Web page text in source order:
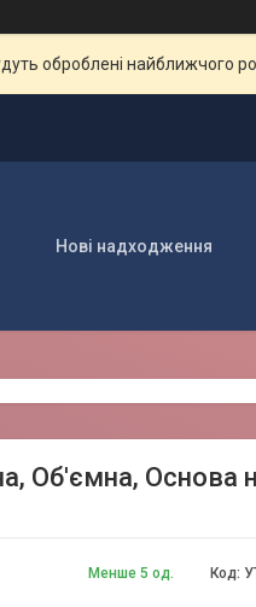
оброблені найближчого
Нові надходження
Об'ємна, Основа
Менше 5 од. Код: